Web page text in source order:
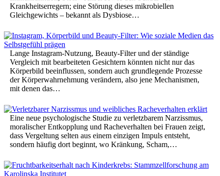
Krankheitserregern; eine Störung dieses mikrobiellen
Gleichgewichts – bekannt als Dysbiose…
Lange Instagram-Nutzung, Beauty-Filter und der ständige
Vergleich mit bearbeiteten Gesichtern könnten nicht nur das
Körperbild beeinflussen, sondern auch grundlegende Prozesse
der Körperwahrnehmung verändern, also jene Mechanismen,
mit denen das…
Eine neue psychologische Studie zu verletzbarem Narzissmus,
moralischer Entkopplung und Racheverhalten bei Frauen zeigt,
dass Vergeltung selten aus einem einzigen Impuls entsteht,
sondern häufig dort beginnt, wo Kränkung, Scham,…